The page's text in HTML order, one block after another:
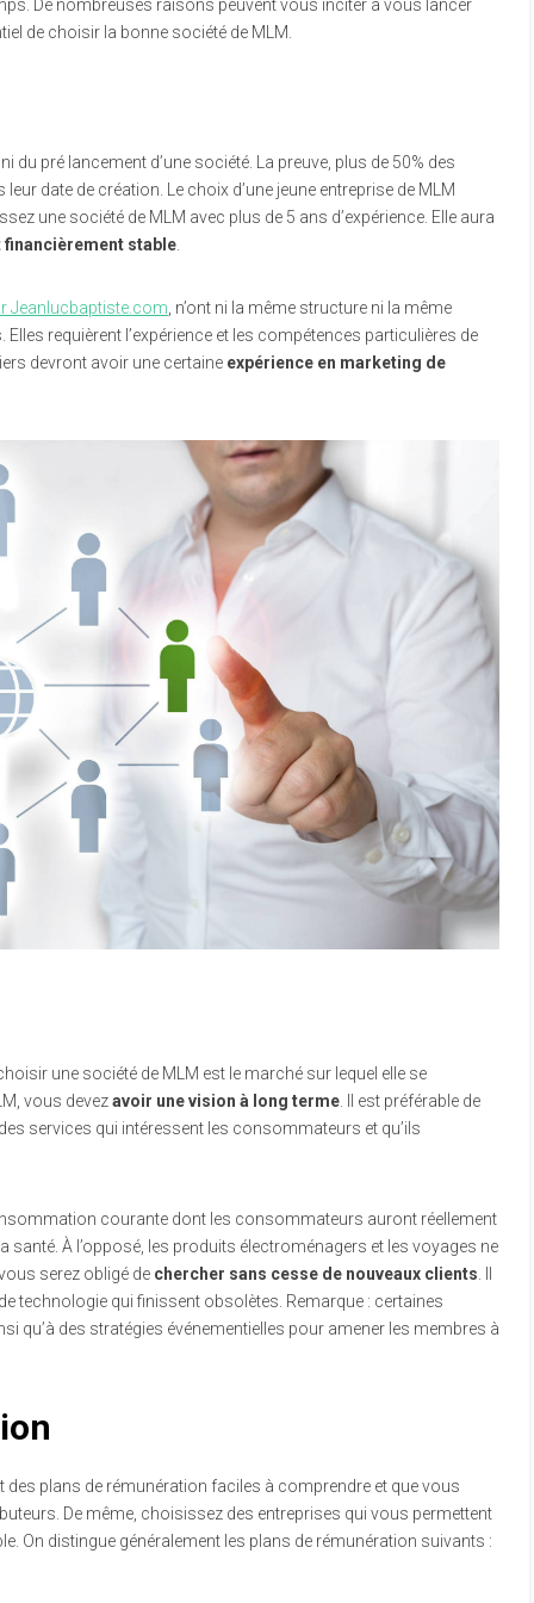
De nombreuses raisons peuvent vous inciter à vous lancer
de choisir la bonne société de MLM.
du pré lancement d’une société. La preuve, plus de 50% des
date de création. Le choix d’une jeune entreprise de MLM
une société de MLM avec plus de 5 ans d’expérience. Elle aura
stable.
Jeanlucbaptiste.com, n’ont ni la même structure ni la même
requièrent l’expérience et les compétences particulières de
devront avoir une certaine expérience en marketing de
une société de MLM est le marché sur lequel elle se
vous devezavoir une vision à long terme. Il est préférable de
services qui intéressent les consommateurs et qu’ils
courante dont les consommateurs auront réellement
santé. À l’opposé, les produits électroménagers et les voyages ne
serez obligé de chercher sans cesse de nouveaux clients. Il
technologie qui finissent obsolètes. Remarque : certaines
qu’à des stratégies événementielles pour amener les membres à
plans de rémunération faciles à comprendre et que vous
De même, choisissez des entreprises qui vous permettent
On distingue généralement les plans de rémunération suivants :